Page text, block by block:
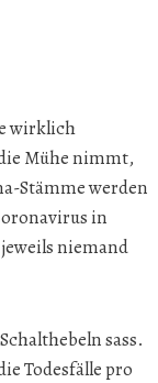
wirklich
Mühe nimmt,
Stämme werden
in
niemand
sass.
Todesfälle pro